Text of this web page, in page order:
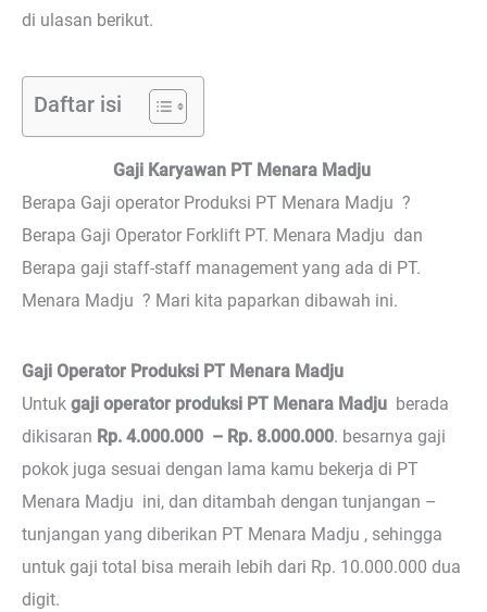
di ulasan berikut.
Daftar isi
Gaji Karyawan PT Menara Madju
Berapa Gaji operator Produksi PT Menara Madju ?
Berapa Gaji Operator Forklift PT. Menara Madju dan
Berapa gaji staff-staff management yang ada di PT.
Menara Madju ? Mari kita paparkan dibawah ini.
Gaji Operator Produksi PT Menara Madju
Untuk gaji operator produksi PT Menara Madju berada
dikisaran Rp. 4.000.000 – Rp. 8.000.000. besarnya gaji
pokok juga sesuai dengan lama kamu bekerja di PT
Menara Madju ini, dan ditambah dengan tunjangan –
tunjangan yang diberikan PT Menara Madju , sehingga
untuk gaji total bisa meraih lebih dari Rp. 10.000.000 dua
digit.